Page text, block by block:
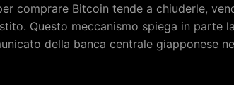
comprare Bitcoin tende a chiuderle,
Questo meccanismo spiega in parte
della banca centrale giapponese